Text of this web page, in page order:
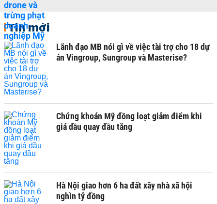
Tin mới
Lãnh đạo MB nói gì về việc tài trợ cho 18 dự
án Vingroup, Sungroup và Masterise?
Chứng khoán Mỹ đồng loạt giảm điểm khi
giá dầu quay đầu tăng
Hà Nội giao hơn 6 ha đất xây nhà xã hội
nghìn tỷ đồng